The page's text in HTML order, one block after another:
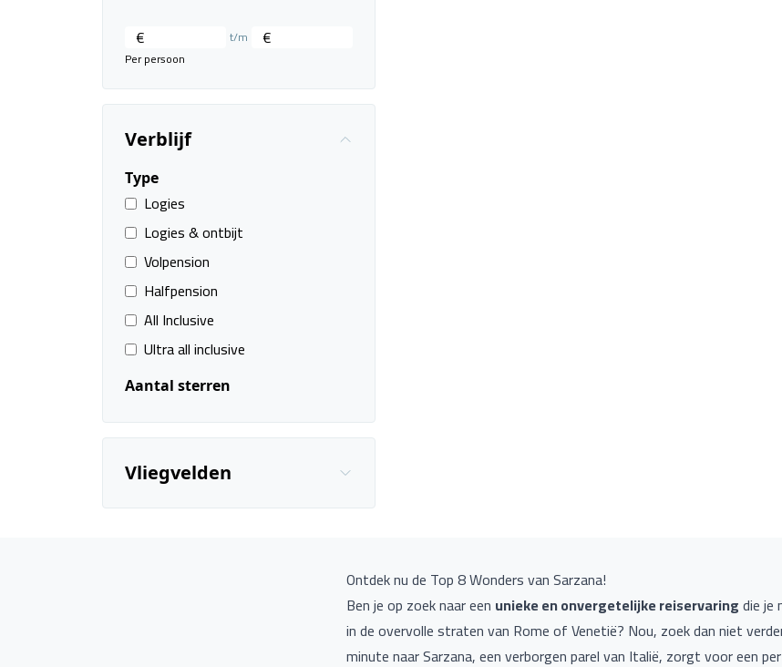
€ t/m €
Per persoon
Verblijf
Type
Logies
Logies & ontbijt
Volpension
Halfpension
All Inclusive
Ultra all inclusive
Aantal sterren
Vliegvelden
Ontdek nu de Top 8 Wonders van Sarzana!
Ben je op zoek naar een unieke en onvergetelijke reiservaringdie je
in de overvolle straten van Rome of Venetië? Nou, zoek dan niet
minute naar Sarzana, een verborgen parel van Italië, zorgt voor een